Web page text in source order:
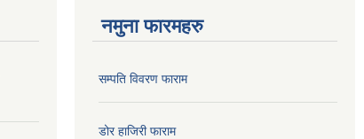
नमुना फारमहरु
सम्पति विवरण फाराम
डोर हाजिरी फाराम